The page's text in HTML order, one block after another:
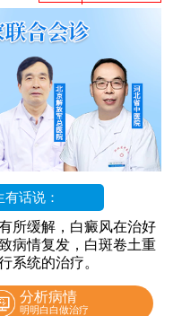
话说：
所缓解，白癜风在治好
病情复发，白斑卷土重
系统的治疗。
分析病情
明明白白做治疗